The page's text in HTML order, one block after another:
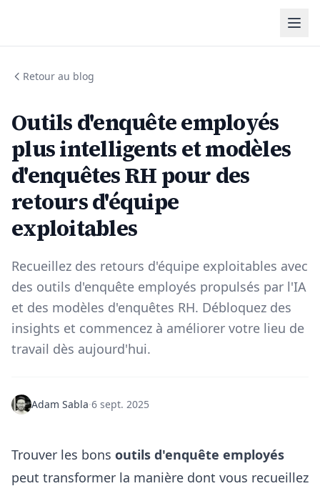
Retour au blog
Outils d'enquête employés
plus intelligents et modèles
d'enquêtes RH pour des
retours d'équipe
exploitables
Recueillez des retours d'équipe exploitables avec
des outils d'enquête employés propulsés par l'IA
et des modèles d'enquêtes RH. Débloquez des
insights et commencez à améliorer votre lieu de
travail dès aujourd'hui.
Adam Sabla·6 sept. 2025
Trouver les bons outils d'enquête employés
peut transformer la manière dont vous recueillez